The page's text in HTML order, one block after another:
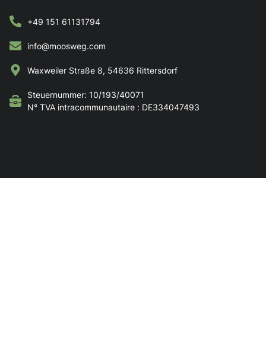
+49 151 61131794
info@moosweg.com
Waxweiler Straße 8, 54636 Rittersdorf
Steuernummer: 10/193/40071
N° TVA intracommunautaire : DE334047493